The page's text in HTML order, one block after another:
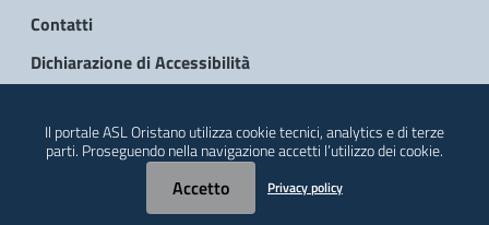
Contatti
Dichiarazione di Accessibilità
Il portale ASL Oristano utilizza cookie tecnici, analytics e di terze
parti. Proseguendo nella navigazione accetti l’utilizzo dei cookie.
Accetto Privacy policy